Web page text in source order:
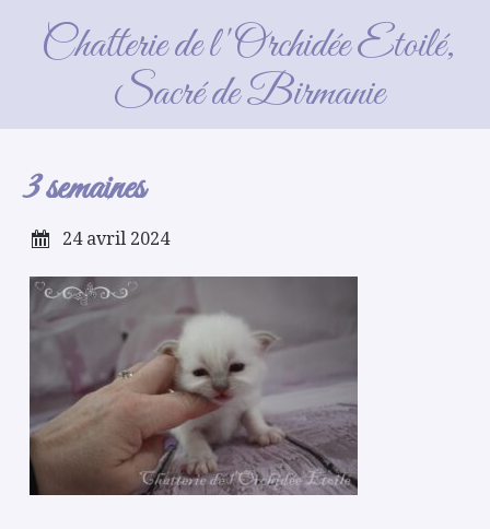
Chatterie de l'Orchidée Etoilé,
Sacré de Birmanie
3 semaines
3 semaines
24 avril 2024